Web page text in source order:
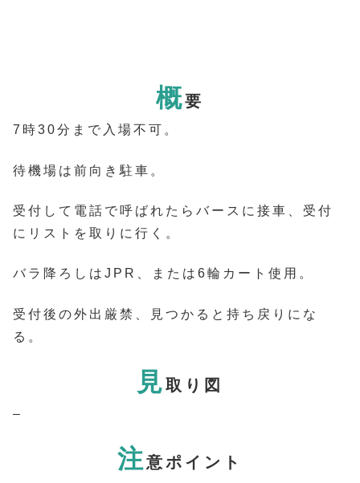
概要
7時30分まで入場不可。
待機場は前向き駐車。
受付して電話で呼ばれたらバースに接車、受付
にリストを取りに行く。
バラ降ろしはJPR、または6輪カート使用。
受付後の外出厳禁、見つかると持ち戻りにな
る。
見取り図
–
注意ポイント